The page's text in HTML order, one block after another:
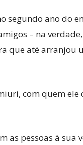
segundo ano do
– na
que até arranjou
com quem ele
as pessoas à sua